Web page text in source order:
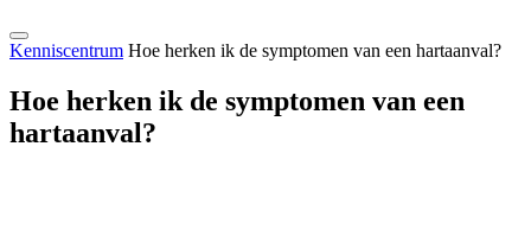
Kenniscentrum Hoe herken ik de symptomen van een hartaanval?
Hoe herken ik de symptomen van een
hartaanval?